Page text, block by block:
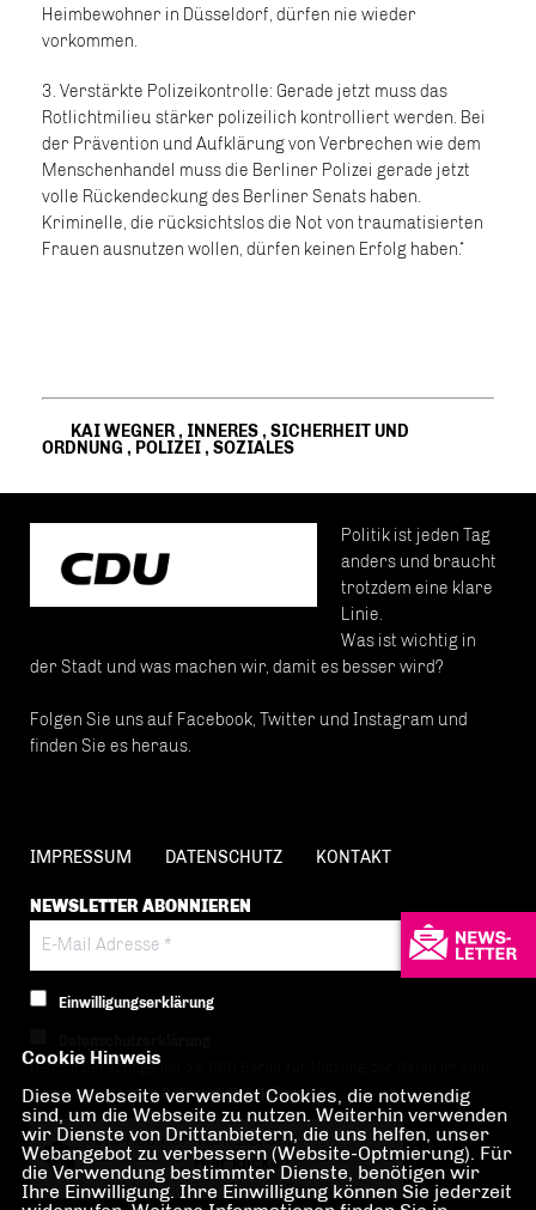
Heimbewohner in Düsseldorf, dürfen nie wieder
vorkommen.
3. Verstärkte Polizeikontrolle: Gerade jetzt muss das
Rotlichtmilieu stärker polizeilich kontrolliert werden. Bei
der Prävention und Aufklärung von Verbrechen wie dem
Menschenhandel muss die Berliner Polizei gerade jetzt
volle Rückendeckung des Berliner Senats haben.
Kriminelle, die rücksichtslos die Not von traumatisierten
Frauen ausnutzen wollen, dürfen keinen Erfolg haben.“
KAI WEGNER, INNERES, SICHERHEIT UND
ORDNUNG , POLIZEI, SOZIALES
Politik ist jeden Tag
anders und braucht
trotzdem eine klare
Linie.
Was ist wichtig in
der Stadt und was machen wir, damit es besser wird?
Folgen Sie uns auf Facebook, Twitter und Instagram und
finden Sie es heraus.
IMPRESSUM DATENSCHUTZ KONTAKT
NEWSLETTER ABONNIEREN
Einwilligungserklärung
Hiermit berechtige ich die CDU Berlin zur Nutzung der Daten im Sinn
der nachfolgenden Datenschutzerklärung.*
Anti-Roboter-Verifizierung
Hier klicken
Friendly Captcha ⇗
Cookie Hinweis
Diese Webseite verwendet Cookies, die notwendig
sind, um die Webseite zu nutzen. Weiterhin verwenden
wir Dienste von Drittanbietern, die uns helfen, unser
Webangebot zu verbessern (Website-Optmierung). Für
die Verwendung bestimmter Dienste, benötigen wir
Ihre Einwilligung. Ihre Einwilligung können Sie jederzeit